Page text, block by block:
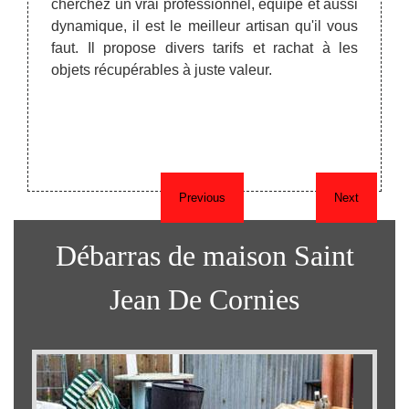
Previous
Les
lors
cherchez un vrai professionnel, équipe et aussi
dynamique, il est le meilleur artisan qu'il vous
faut. Il propose divers tarifs et rachat à les
objets récupérables à juste valeur.
au
Next
Débarras de maison Saint
Jean De Cornies